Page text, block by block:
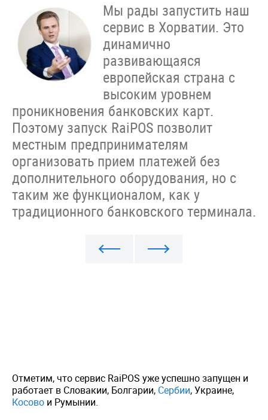
Мы рады запустить наш
сервис в Хорватии. Это
динамично
развивающаяся
европейская страна с
высоким уровнем
проникновения банковских карт.
Поэтому запуск RaiPOS позволит
местным предпринимателям
организовать прием платежей без
дополнительного оборудования, но с
таким же функционалом, как у
традиционного банковского терминала.
Отметим, что сервис RaiPOS уже успешно запущен и
работает в Словакии, Болгарии, Сербии, Украине,
Косово и Румынии.